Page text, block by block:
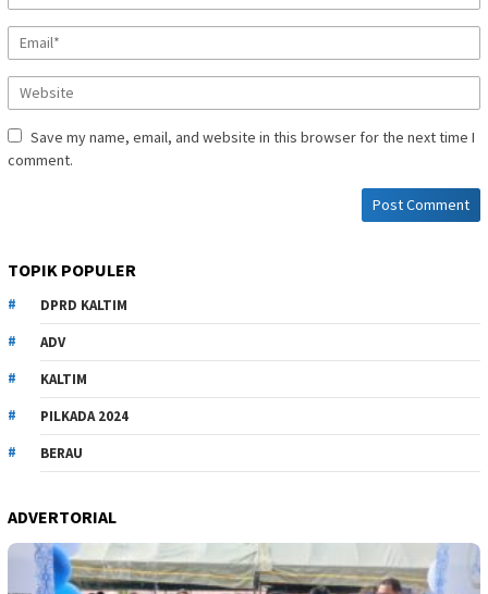
Save my name, email, and website in this browser for the next time I
comment.
TOPIK POPULER
DPRD KALTIM
ADV
KALTIM
PILKADA 2024
BERAU
ADVERTORIAL